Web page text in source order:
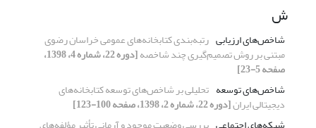
ش
شاخص‌های ارزیابی رتبه‌بندی کتابخانه‌های عمومی خراسان رضوی
مبتنی بر روش تصمیم‌گیری چند شاخصه [دوره 22، شماره 4، 1398،
صفحه 5-23]
شاخص‌های توسعه تحلیلی بر شاخص‌های توسعه کتابخانه‌های
دیجیتالی ایران[دوره 22، شماره 2، 1398، صفحه 100-123]